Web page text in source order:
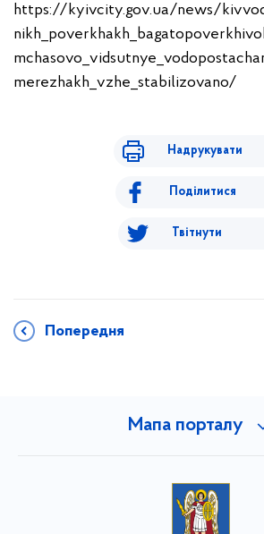
https://kyivcity.gov.ua/news/
merezhakh_vzhe_stabilizovano/
Надрукувати
Поділитися
Твітнути
Попередня
Мапа порталу